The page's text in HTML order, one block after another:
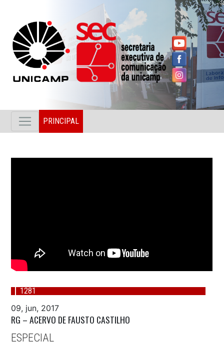
PRINCIPAL
1281
09, jun, 2017
RG – ACERVO DE FAUSTO CASTILHO
ESPECIAL